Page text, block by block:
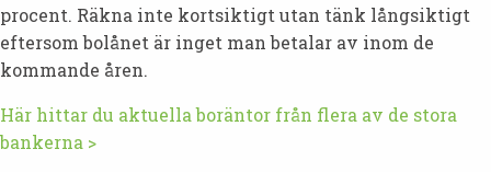
procent. Räkna inte kortsiktigt utan tänk långsiktigt
eftersom bolånet är inget man betalar av inom de
kommande åren.
Här hittar du aktuella boräntor från flera av de stora
bankerna >